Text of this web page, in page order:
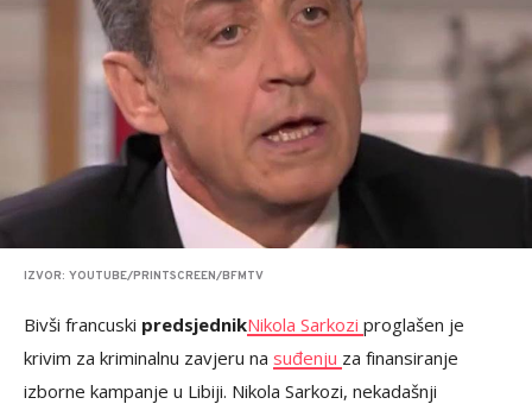
IZVOR: YOUTUBE/PRINTSCREEN/BFMTV
Bivši francuski predsjednikNikola Sarkozi proglašen je
krivim za kriminalnu zavjeru na suđenju za finansiranje
izborne kampanje u Libiji. Nikola Sarkozi, nekadašnji